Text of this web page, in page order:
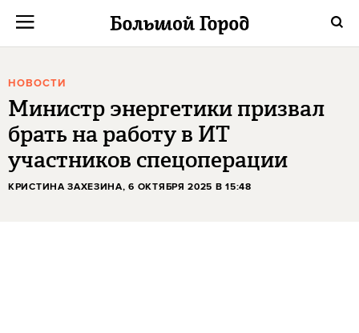
НОВОСТИ
Министр энергетики призвал
брать на работу в ИТ
участников спецоперации
КРИСТИНА ЗАХЕЗИНА, 6 ОКТЯБРЯ 2025 В 15:48